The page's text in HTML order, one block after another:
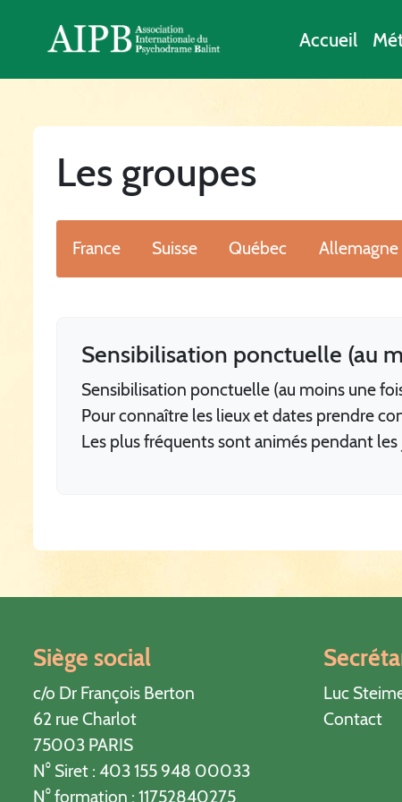
Accueil
Les groupes
France Suisse Québec Allemagne
Sensibilisation ponctuelle (au
Sensibilisation ponctuelle (au moins une
Pour connaître les lieux et dates prendre
Les plus fréquents sont animés pendant
Siège social
c/o Dr François Berton
62 rue Charlot
75003 PARIS
N° Siret : 403 155 948 00033
N° formation : 11752840275
Luc
Contact